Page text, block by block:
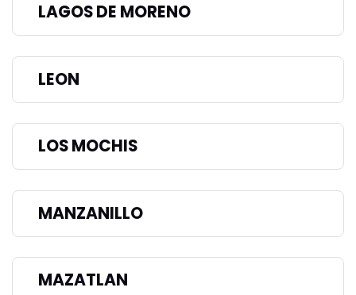
LAGOS DE MORENO
LEON
LOS MOCHIS
MANZANILLO
MAZATLAN